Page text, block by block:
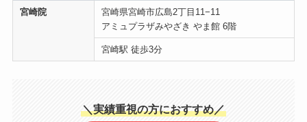
宮崎院
宮崎県宮崎市広島2丁目11−11
アミュプラザみやざき やま館 6階
宮崎駅 徒歩3分
＼実績重視の方におすすめ／